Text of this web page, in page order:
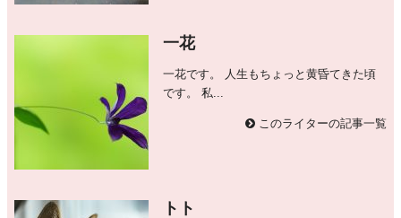
一花
一花です。 人生もちょっと黄昏てきた頃
です。 私...
このライターの記事一覧
トト